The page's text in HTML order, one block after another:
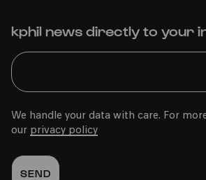
kphil news directly to your
We handle your data with care. For
our privacy policy